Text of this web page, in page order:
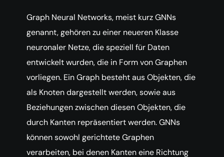
Graph Neural Networks, meist kurz GNNs
genannt, gehören zu einer neueren Klasse
neuronaler Netze, die speziell für Daten
entwickelt wurden, die in Form von Graphen
vorliegen. Ein Graph besteht aus Objekten, die
als Knoten dargestellt werden, sowie aus
Beziehungen zwischen diesen Objekten, die
durch Kanten repräsentiert werden. GNNs
können sowohl gerichtete Graphen
verarbeiten, bei denen Kanten eine Richtung